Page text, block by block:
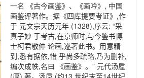
一名 《古今画鉴》、《画吟》, 中国
画鉴评著作。据《四库提要考证》,作
于 元文宗天历元年 (1328),序云: “采
真子妙 于考古,在京师时,与今鉴书博
士柯君敬仲 论画,遂著此书。用意精
到,悉有据依,惜 乎尚多疏略,乃为删补,
编次成帙,名曰 《画鉴》。” 元代汤垕
(厚) 著。汤垕 (约13 世纪末至14世纪